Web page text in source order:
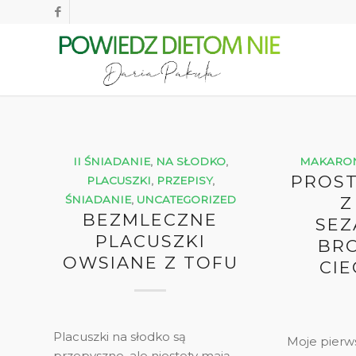
II ŚNIADANIE, NA SŁODKO,
PLACUSZKI, PRZEPISY,
ŚNIADANIE, UNCATEGORIZED
BEZMLECZNE
PLACUSZKI
OWSIANE Z TOFU
Placuszki na słodko są
Moje